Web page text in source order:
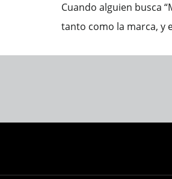
Cuando alguien busca
tanto como la marca, y